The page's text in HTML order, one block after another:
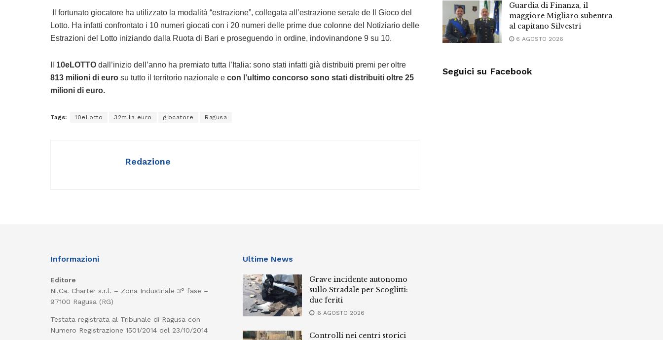
Il fortunato giocatore ha utilizzato la modalità “estrazione”, collegata all’estrazione serale de Il Gioco del
Lotto. Ha infatti confrontato i 10 numeri giocati con i 20 numeri delle prime due colonne del Notiziario delle
Estrazioni del Lotto iniziando dalla Ruota di Bari e proseguendo in ordine, indovinandone 9 su 10.
10eLOTTO dall’inizio dell’anno ha premiato tutta l’Italia: sono stati infatti già distribuiti premi per oltre
813 milioni di euro su tutto il territorio nazionale e con l’ultimo concorso sono stati distribuiti oltre 25
milioni di euro.
Tags: 10eLotto 32mila euro giocatore Ragusa
Redazione
Guardia di Finanza, il
maggiore Migliaro subentra
al capitano Silvestri
6 AGOSTO 2026
Seguici su Facebook
Informazioni
Editore
Ni.Ca. Charter s.r.l. – Zona Industriale 3° fase –
97100 Ragusa (RG)
Testata registrata al Tribunale di Ragusa con
Numero Registrazione 1501/2014 del 23/10/2014
Ultime News
Grave incidente autonomo
sullo Stradale per Scoglitti:
due feriti
6 AGOSTO 2026
Controlli nei centri storici